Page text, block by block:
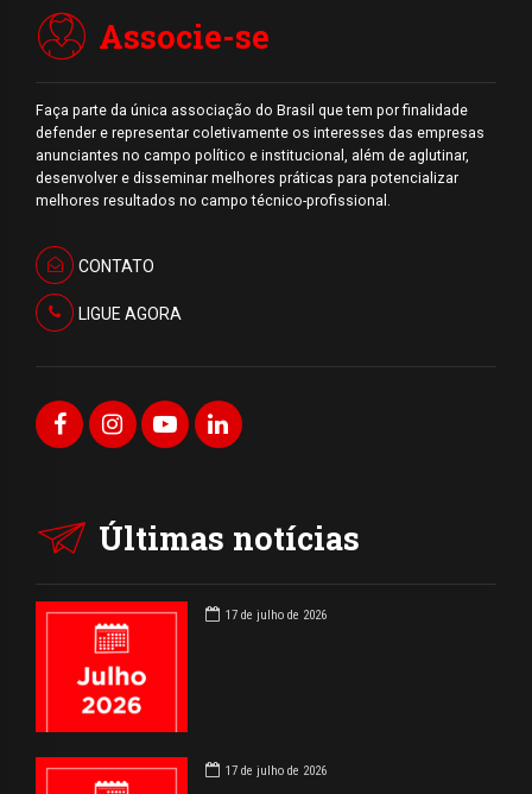
Associe-se
Faça parte da única associação do Brasil que tem por finalidade
defender e representar coletivamente os interesses das empresas
anunciantes no campo político e institucional, além de aglutinar,
desenvolver e disseminar melhores práticas para potencializar
melhores resultados no campo técnico-profissional.
CONTATO
LIGUE AGORA
Últimas notícias
17 de julho de 2026
17 de julho de 2026